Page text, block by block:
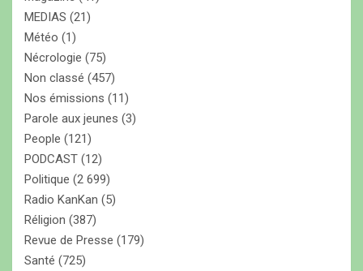
MEDIAS (21)
Météo (1)
Nécrologie (75)
Non classé (457)
Nos émissions (11)
Parole aux jeunes (3)
People (121)
PODCAST (12)
Politique (2 699)
Radio KanKan (5)
Réligion (387)
Revue de Presse (179)
Santé (725)